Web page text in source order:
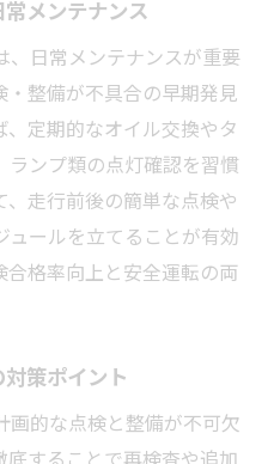
メンテナンス
、日常メンテナンスが重要
整備が不具合の早期発見
定期的なオイル交換やタ
ンプ類の点灯確認を習慣
走行前後の簡単な点検や
ールを立てることが有効
格率向上と安全運転の両
策ポイント
画的な点検と整備が不可欠
することで再検査や追加